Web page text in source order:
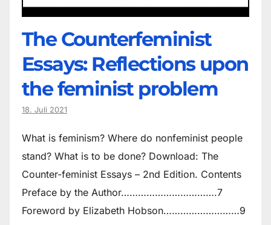
The Counter­feminist
Essays: Reflections upon
the feminist problem
18. Juli 2021
What is feminism? Where do non­feminist people
stand? What is to be done? Download: The
Counter-feminist Essays – 2nd Edition. Contents
Preface by the Author…………………………….7
Foreword by Elizabeth Hobson………………………9